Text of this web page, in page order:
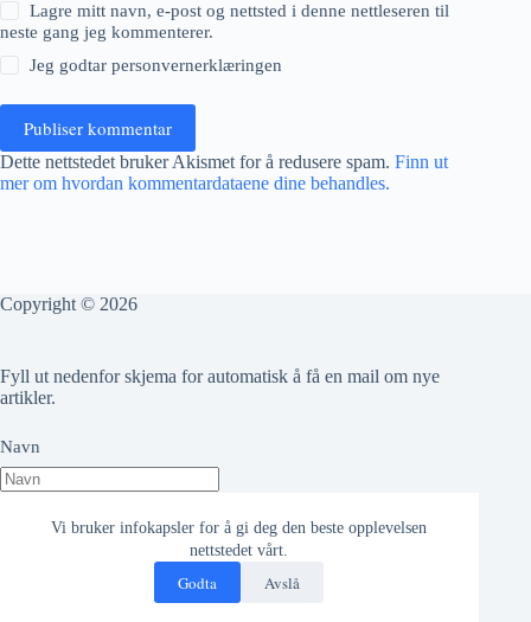
Vi bruker infokapsler for å gi deg den beste opplevelsen
nettstedet vårt.
Godta Avslå
Lagre mitt navn, e-post og nettsted i denne nettleseren til
neste gang jeg kommenterer.
Jeg godtarpersonvernerklæringen
Publiser kommentar
Dette nettstedet bruker Akismet for å redusere spam. Finn ut
mer om hvordan kommentardataene dine behandles.
Copyright © 2026
Fyll ut nedenfor skjema for automatisk å få en mail om nye
artikler.
Navn